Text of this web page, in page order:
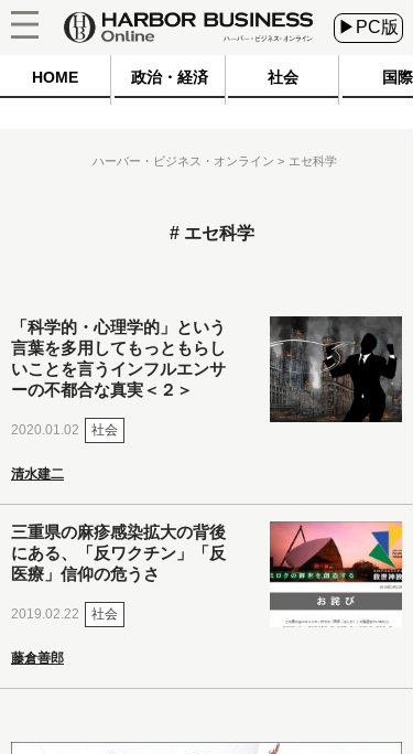
▶PC版
HOME 政治・経済 社会 国際
ハーバー・ビジネス・オンライン エセ科学
エセ科学
「科学的・心理学的」という
言葉を多用してもっともらし
いことを言うインフルエンサ
ーの不都合な真実＜２＞
2020.01.02 社会
清水建二
三重県の麻疹感染拡大の背後
にある、「反ワクチン」「反
医療」信仰の危うさ
2019.02.22 社会
藤倉善郎